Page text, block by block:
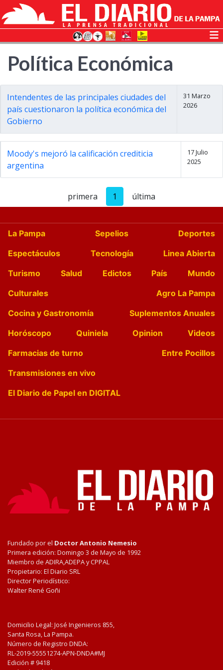
Política Económica
Intendentes de las principales ciudades del
país cuestionaron la política económica del
Gobierno
31 Marzo
2026
Moody's mejoró la calificación crediticia
argentina
17 Julio
2025
primera 1 última
La Pampa Sepelios
Deportes
Espectáculos
Tecnología
Linea Abierta
Turismo
Salud Edictos País
Mundo
Culturales
Agro La Pampa
Cocina y Gastronomía
Suplementos Anuales
Horóscopo
Quiniela Opinion
Videos
Farmacias de turno
Entre Pocillos
Transmisiones en vivo
El Diario de Papel en DIGITAL
Fundado por el Doctor Antonio Nemesio
Primera edición: Domingo 3 de Mayo de 1992
Miembro de ADIRA,ADEPA y CPPAL
Propietario: El Diario SRL
Director Periodístico:
Walter René Goñi
Domicilio Legal: José Ingenieros 855,
Santa Rosa, La Pampa.
Número de Registro DNDA:
RL-2019-55551274-APN-DNDA#MJ
Edición # 9418